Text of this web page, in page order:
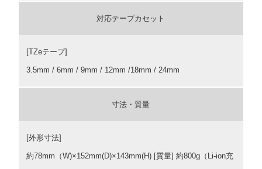
対応テープカセット
[TZeテープ]
3.5mm / 6mm / 9mm / 12mm /18mm / 24mm
寸法・質量
[外形寸法]
約78mm（W)×152mm(D)×143mm(H) [質量] 約800g（Li-ion充